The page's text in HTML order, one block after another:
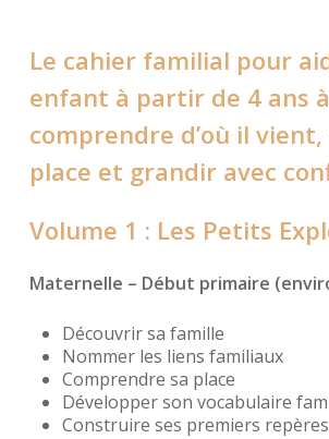
Le cahier familial pour
enfant à partir de 4 ans à
comprendre d’où il
place et grandir avec
Volume 1 : Les Petits
Maternelle – Début primaire
Découvrir sa famille
Nommer les liens familiaux
Comprendre sa place
Développer son vocabulaire
Construire ses premiers repères